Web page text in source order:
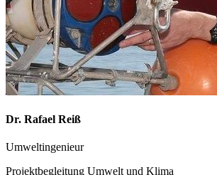
Dr. Rafael Reiß
Umweltingenieur
Projektbegleitung Umwelt und Klima